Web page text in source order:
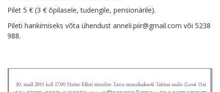
Pilet 5 € (3 € õpilasele, tudengile, pensionärile).
Pileti hankimiseks võta ühendust anneli.piir@gmail.com või 5238
988.